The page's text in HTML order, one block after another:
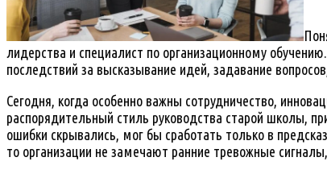
лидерства и специалист по организационному
последствий за высказывание идей, задавание
Сегодня, когда особенно важны сотрудничество,
распорядительный стиль руководства старой школы,
ошибки скрывались, мог бы сработать только в
то организации не замечают ранние тревожные